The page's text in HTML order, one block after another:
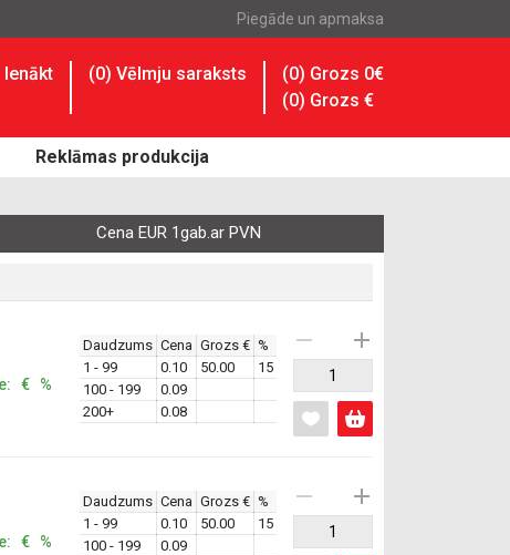
Piegāde un apmaksa
Ienākt (0) Vēlmju saraksts
(0) Grozs 0€
(0) Grozs €
Reklāmas produkcija
Cena EUR 1gab.ar PVN
€ %
Daudzums Cena Grozs € %
1 - 99
0.10 50.00
15
100 - 199
0.09
200+
0.08
€ %
Daudzums Cena Grozs € %
1 - 99
0.10 50.00
15
100 - 199
0.09